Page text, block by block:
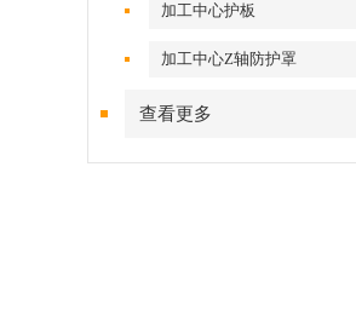
加工中心护板
加工中心Z轴防护罩
查看更多